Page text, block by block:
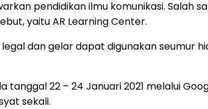
pendidikan ilmu komunikasi. Salah
yaitu AR Learning Center.
dan gelar dapat digunakan seumur
22 – 24 Januari 2021 melalui
sekali.